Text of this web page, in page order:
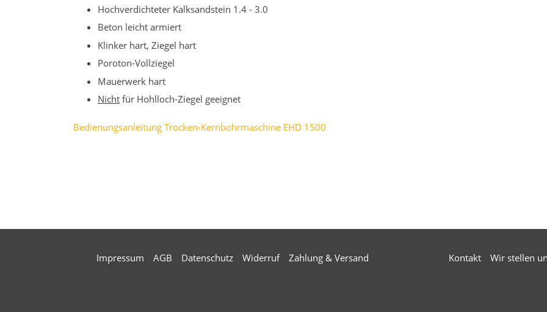
Hochverdichteter Kalksandstein 1.4 - 3.0
Beton leicht armiert
Klinker hart, Ziegel hart
Poroton-Vollziegel
Mauerwerk hart
Nicht für Hohlloch-Ziegel geeignet
Bedienungsanleitung Trocken-Kernbohrmaschine EHD 1500
Impressum AGB Datenschutz Widerruf Zahlung & Versand Kontakt Wir stellen